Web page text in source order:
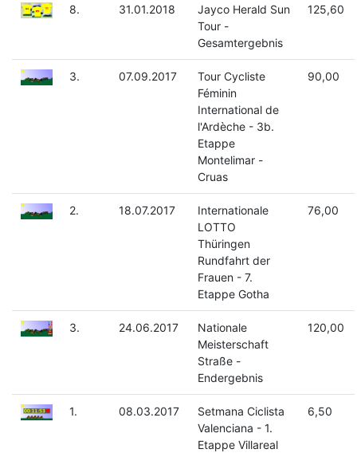
8. 31.01.2018
Jayco Herald Sun
Tour -
Gesamtergebnis
125,60
3. 07.09.2017
Tour Cycliste
Féminin
International de
l'Ardèche - 3b.
Etappe
Montelimar -
Cruas
90,00
2. 18.07.2017
Internationale
LOTTO
Thüringen
Rundfahrt der
Frauen - 7.
Etappe Gotha
76,00
3. 24.06.2017
Nationale
Meisterschaft
Straße -
Endergebnis
120,00
1. 08.03.2017
Setmana Ciclista
Valenciana - 1.
Etappe Villareal
6,50